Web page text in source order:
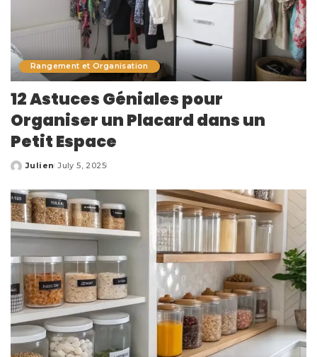
Rangement et Organisation
12 Astuces Géniales pour
Organiser un Placard dans un
Petit Espace
Posted
Julien July 5, 2025